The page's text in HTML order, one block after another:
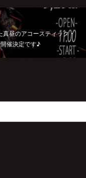
昼のアコースティック・
催決定です♪